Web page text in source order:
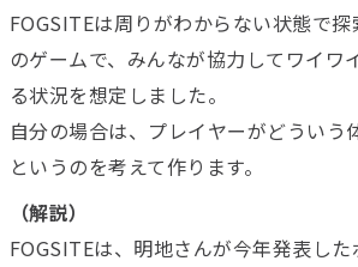
FOGSITEは周りがわからない状態で
のゲームで、みんなが協力してワイワ
る状況を想定しました。
自分の場合は、プレイヤーがどういう
というのを考えて作ります。
（解説）
FOGSITEは、明地さんが今年発表し